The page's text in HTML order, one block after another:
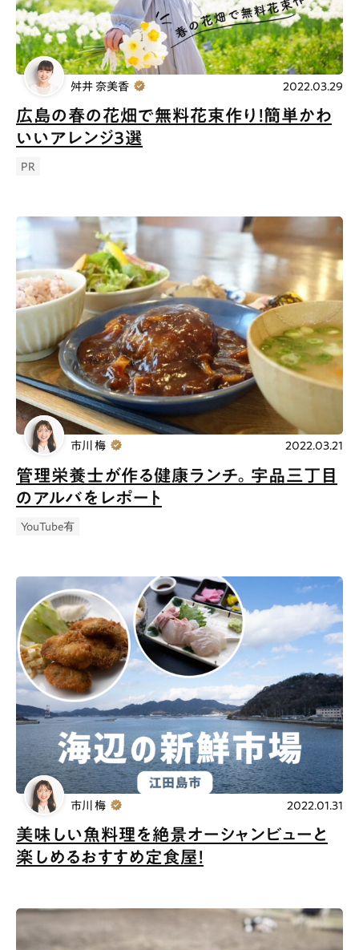
広島の春の花畑で無料花束作り！簡単かわ
いいアレンジ３選
PR
舛井 奈美香 2022.03.29
管理栄養士が作る健康ランチ。宇品三丁目
のアルバをレポート
YouTube有
市川 梅 2022.03.21
美味しい魚料理を絶景オーシャンビューと
楽しめるおすすめ定食屋！
市川 梅 2022.01.31